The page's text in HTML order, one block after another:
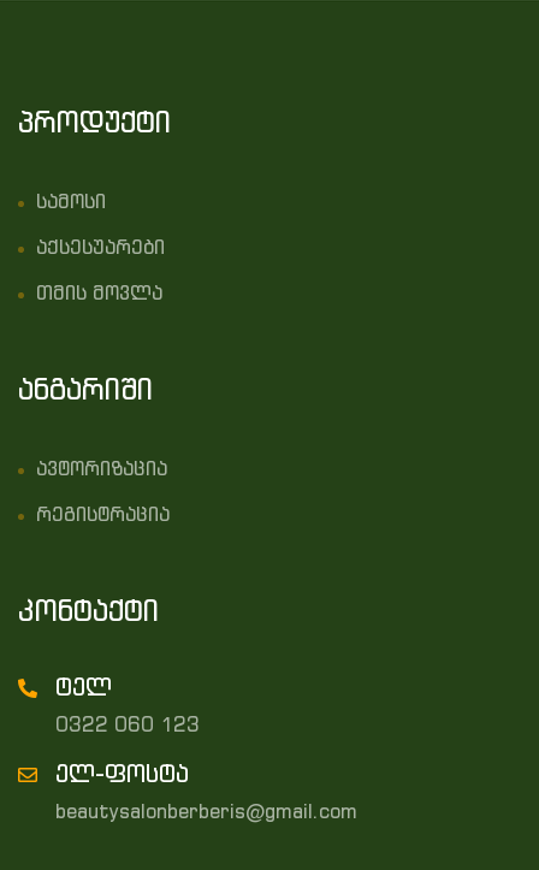
პროდუქტი
სამოსი
აქსესუარები
თმის მოვლა
ანგარიში
ავტორიზაცია
რეგისტრაცია
კონტაქტი
ტელ
0322 060 123
ელ-ფოსტა
beautysalonberberis@gmail.com